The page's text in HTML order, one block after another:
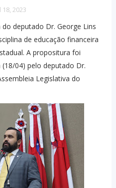
2023
deputado Dr. George Lins
de educação financeira
A propositura foi
04) pelo deputado Dr.
Legislativa do